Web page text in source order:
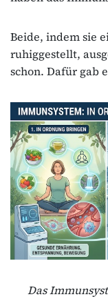
Beide, indem sie
ruhiggestellt,
schon. Dafür gab
Das